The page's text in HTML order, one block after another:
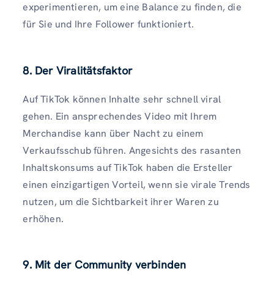
experimentieren, um eine Balance zu finden, die
für Sie und Ihre Follower funktioniert.
8. Der Viralitätsfaktor
Auf TikTok können Inhalte sehr schnell viral
gehen. Ein ansprechendes Video mit Ihrem
Merchandise kann über Nacht zu einem
Verkaufsschub führen. Angesichts des rasanten
Inhaltskonsums auf TikTok haben die Ersteller
einen einzigartigen Vorteil, wenn sie virale Trends
nutzen, um die Sichtbarkeit ihrer Waren zu
erhöhen.
9. Mit der Community verbinden